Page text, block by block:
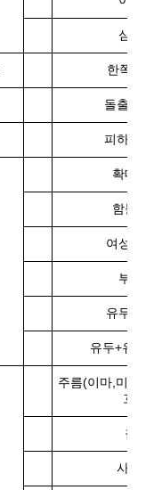
심부
한쪽 /
돌출귀
피하절
확대수
함몰유
여성형
부유
유두축
유두+유륜
주름(이마,미간,
꼬리)
침샘
사각